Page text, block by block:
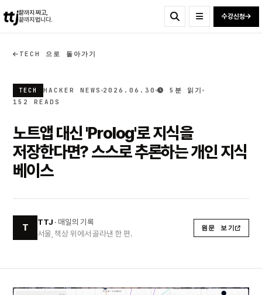
ttj끝까지 짜고,
끝까지 법니다.
수강신청
TECH 으로 돌아가기
TECH HACKER NEWS 2026.06.30
5분 읽기
152 READS
노트앱 대신 'Prolog'로 지식을
저장한다면? 스스로 추론하는 개인 지식
베이스
T
TTJ · 매일의 기록
서울, 책상 위에서 골라낸 한 편.
원문 보기